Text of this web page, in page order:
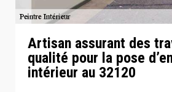
Artisan assurant des
qualité pour la pose
intérieur au 32120